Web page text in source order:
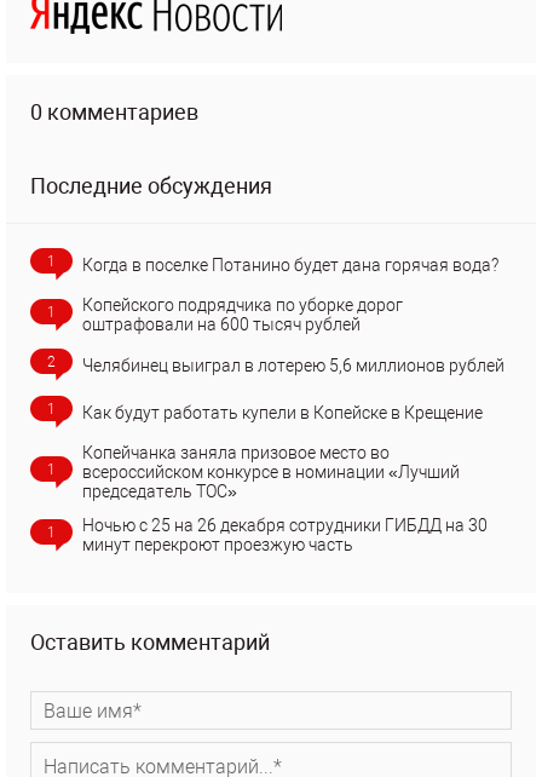
0 комментариев
Последние обсуждения
1 Когда в поселке Потанино будет дана горячая вода?
1
Копейского подрядчика по уборке дорог
оштрафовали на 600 тысяч рублей
2 Челябинец выиграл в лотерею 5,6 миллионов рублей
1 Как будут работать купели в Копейске в Крещение
1
Копейчанка заняла призовое место во
всероссийском конкурсе в номинации «Лучший
председатель ТОС»
1
Ночью с 25 на 26 декабря сотрудники ГИБДД на 30
минут перекроют проезжую часть
Оставить комментарий